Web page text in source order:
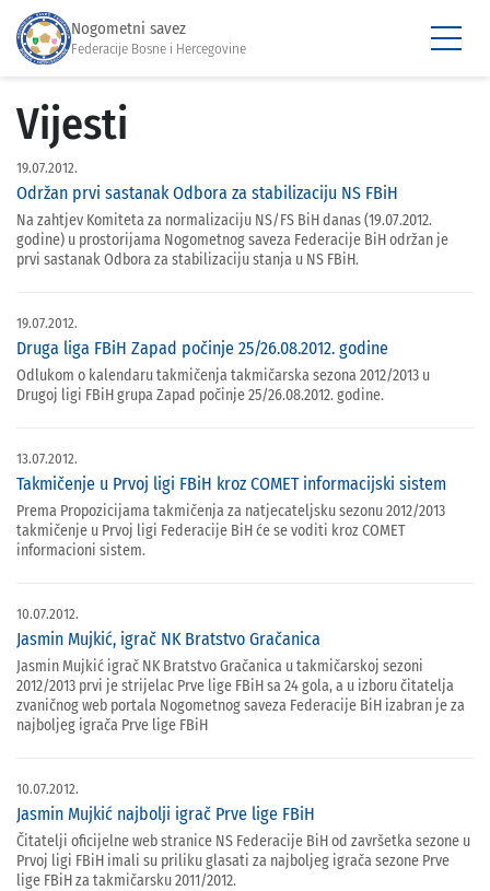
Nogometni savez
Federacije Bosne i Hercegovine
Vijesti
19.07.2012.
Održan prvi sastanak Odbora za stabilizaciju NS FBiH
Na zahtjev Komiteta za normalizaciju NS/FS BiH danas (19.07.2012.
godine) u prostorijama Nogometnog saveza Federacije BiH održan je
prvi sastanak Odbora za stabilizaciju stanja u NS FBiH.
19.07.2012.
Druga liga FBiH Zapad počinje 25/26.08.2012. godine
Odlukom o kalendaru takmičenja takmičarska sezona 2012/2013 u
Drugoj ligi FBiH grupa Zapad počinje 25/26.08.2012. godine.
13.07.2012.
Takmičenje u Prvoj ligi FBiH kroz COMET informacijski sistem
Prema Propozicijama takmičenja za natjecateljsku sezonu 2012/2013
takmičenje u Prvoj ligi Federacije BiH će se voditi kroz COMET
informacioni sistem.
10.07.2012.
Jasmin Mujkić, igrač NK Bratstvo Gračanica
Jasmin Mujkić igrač NK Bratstvo Gračanica u takmičarskoj sezoni
2012/2013 prvi je strijelac Prve lige FBiH sa 24 gola, a u izboru čitatelja
zvaničnog web portala Nogometnog saveza Federacije BiH izabran je za
najboljeg igrača Prve lige FBiH
10.07.2012.
Jasmin Mujkić najbolji igrač Prve lige FBiH
Čitatelji oficijelne web stranice NS Federacije BiH od završetka sezone u
Prvoj ligi FBiH imali su priliku glasati za najboljeg igrača sezone Prve
lige FBiH za takmičarsku 2011/2012.